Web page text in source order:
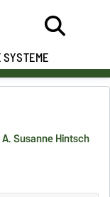
A. Susanne Hintsch